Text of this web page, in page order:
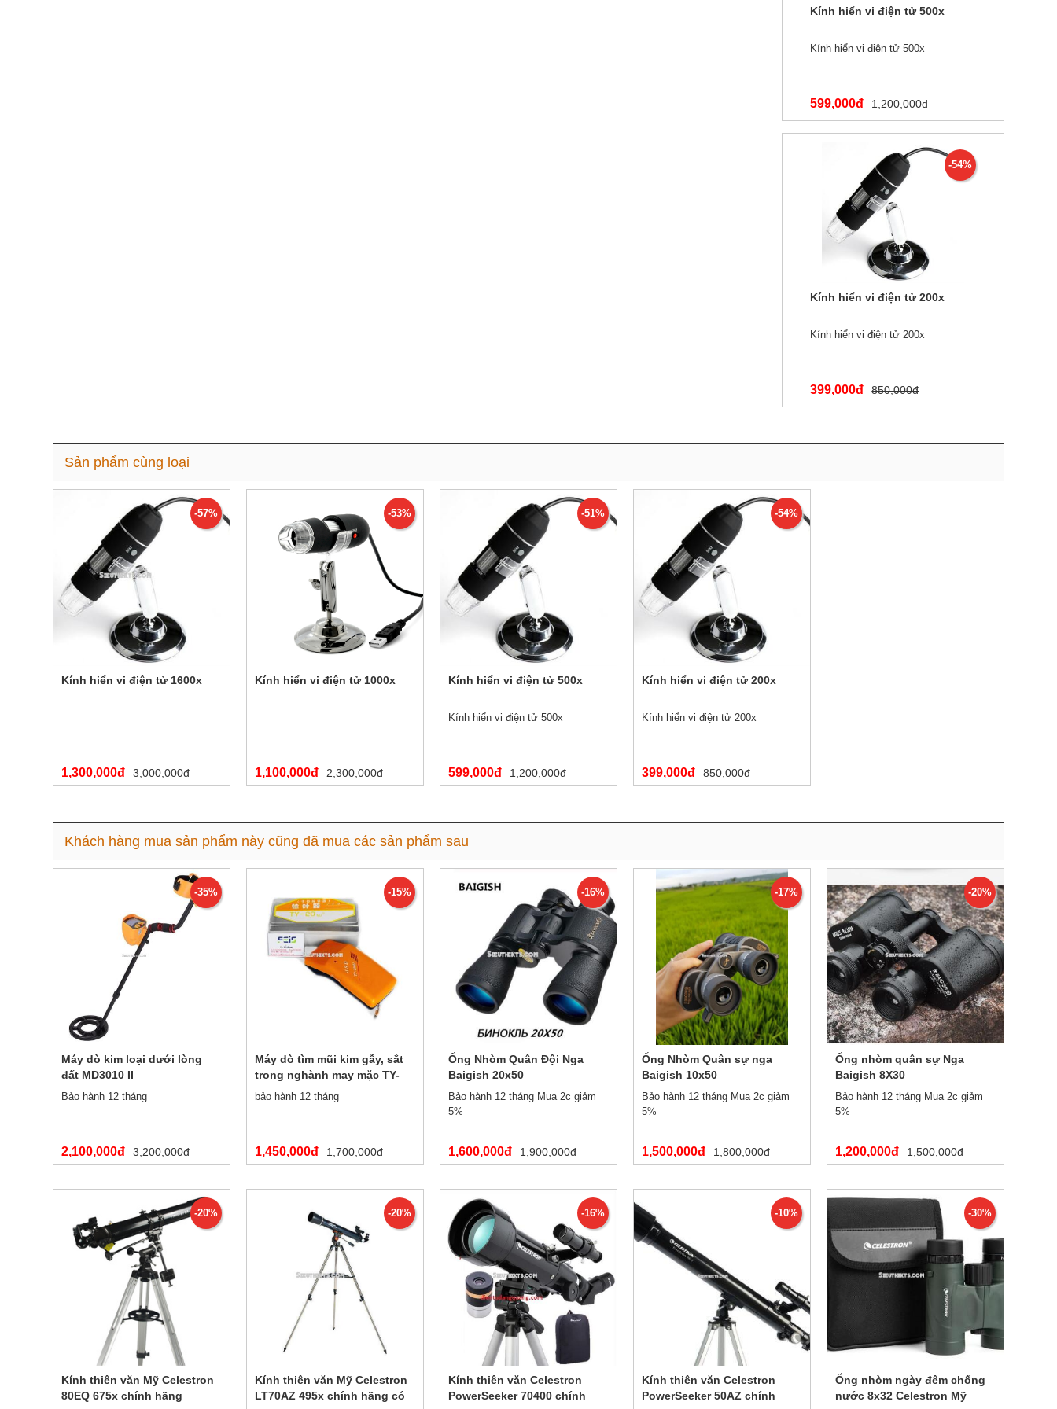
Kính hiển vi điện tử 500x
Kính hiển vi điện tử 500x
599,000đ 1,200,000đ
-54%
Kính hiển vi điện tử 200x
Kính hiển vi điện tử 200x
399,000đ 850,000đ
Sản phẩm cùng loại
-57%
Kính hiển vi điện tử 1600x
1,300,000đ 3,000,000đ
-53%
Kính hiển vi điện tử 1000x
1,100,000đ 2,300,000đ
-51%
Kính hiển vi điện tử 500x
Kính hiển vi điện tử 500x
599,000đ 1,200,000đ
-54%
Kính hiển vi điện tử 200x
Kính hiển vi điện tử 200x
399,000đ 850,000đ
Khách hàng mua sản phẩm này cũng đã mua các sản phẩm sau
-35%
Máy dò kim loại dưới lòng
đất MD3010 II
Bảo hành 12 tháng
2,100,000đ 3,200,000đ
-15%
Máy dò tìm mũi kim gẫy, sắt
trong nghành may mặc TY-
20MJ
bảo hành 12 tháng
1,450,000đ 1,700,000đ
-16%
Ống Nhòm Quân Đội Nga
Baigish 20x50
Bảo hành 12 tháng Mua 2c giảm
5%
1,600,000đ 1,900,000đ
-17%
Ống Nhòm Quân sự nga
Baigish 10x50
Bảo hành 12 tháng Mua 2c giảm
5%
1,500,000đ 1,800,000đ
-20%
Ống nhòm quân sự Nga
Baigish 8X30
Bảo hành 12 tháng Mua 2c giảm
5%
1,200,000đ 1,500,000đ
-20%
Kính thiên văn Mỹ Celestron
80EQ 675x chính hãng
-20%
Kính thiên văn Mỹ Celestron
LT70AZ 495x chính hãng có
-16%
Kính thiên văn Celestron
PowerSeeker 70400 chính
-10%
Kính thiên văn Celestron
PowerSeeker 50AZ chính
-30%
Ống nhòm ngày đêm chống
nước 8x32 Celestron Mỹ